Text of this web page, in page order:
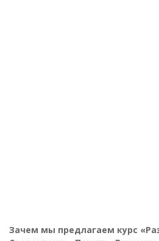
Зачем мы предлагаем курс